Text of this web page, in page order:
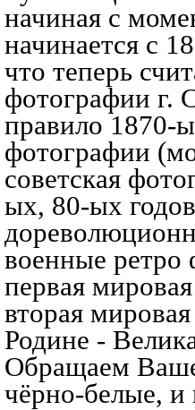
начиная c
начинается с
что теперь
фотографии г.
правило 1870-
фотографии
советская
ых, 80-ых
военные ретро
первая
вторая
Родине -
Обращаем
чёрно-белые, и